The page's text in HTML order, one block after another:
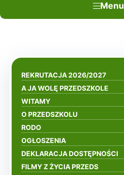
Menu
REKRUTACJA 2026/2027
A JA WOLĘ PRZEDSZKOLE
WITAMY
O PRZEDSZKOLU
RODO
OGŁOSZENIA
DEKLARACJA DOSTĘPNOŚCI
FILMY Z ŻYCIA PRZEDS